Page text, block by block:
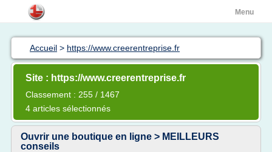
Menu
Accueil > https://www.creerentreprise.fr
Site : https://www.creerentreprise.fr
Classement : 255 / 1467
4 articles sélectionnés
Ouvrir une boutique en ligne > MEILLEURS
conseils